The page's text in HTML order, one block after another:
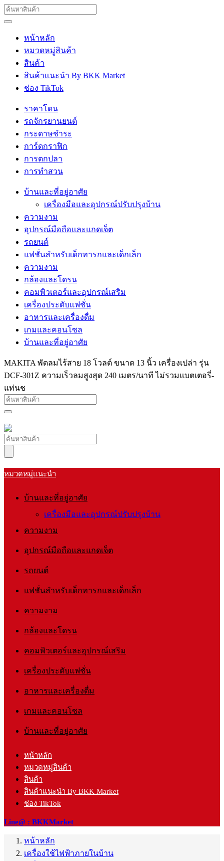
หน้าหลัก
หมวดหมู่สินค้า
สินค้า
สินค้าแนะนำ By BKK Market
ช่อง TikTok
ราคาโดน
รถจักรยานยนต์
กระดาษชำระ
การ์ดกราฟิก
การตกปลา
การทำสวน
บ้านและที่อยู่อาศัย
เครื่องมือและอุปกรณ์ปรับปรุงบ้าน
ความงาม
อุปกรณ์มือถือและแกดเจ็ต
รถยนต์
แฟชั่นสำหรับเด็กทารกและเด็กเล็ก
ความงาม
กล้องและโดรน
คอมพิวเตอร์และอุปกรณ์เสริม
เครื่องประดับแฟชั่น
อาหารและเครื่องดื่ม
เกมและคอนโซล
บ้านและที่อยู่อาศัย
MAKITA พัดลมไร้สาย 18 โวลต์ ขนาด 13 นิ้ว เครื่องเปล่า รุ่น
DCF-301Z ความเร็วลมสูงสุด 240 เมตร/นาที ไม่รวมแบตเตอรี่-
แท่นช
หมวดหมู่แนะนำ
บ้านและที่อยู่อาศัย
เครื่องมือและอุปกรณ์ปรับปรุงบ้าน
ความงาม
อุปกรณ์มือถือและแกดเจ็ต
รถยนต์
แฟชั่นสำหรับเด็กทารกและเด็กเล็ก
ความงาม
กล้องและโดรน
คอมพิวเตอร์และอุปกรณ์เสริม
เครื่องประดับแฟชั่น
อาหารและเครื่องดื่ม
เกมและคอนโซล
บ้านและที่อยู่อาศัย
หน้าหลัก
หมวดหมู่สินค้า
สินค้า
สินค้าแนะนำ By BKK Market
ช่อง TikTok
Line@ : BKKMarket
หน้าหลัก
เครื่องใช้ไฟฟ้าภายในบ้าน